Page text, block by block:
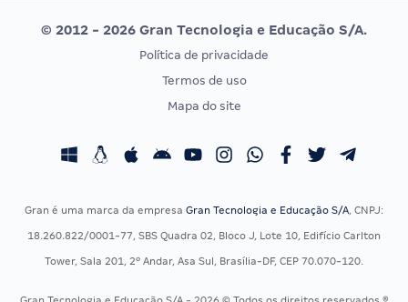
Vunesp
CONCURSOS POR PROFISSÃO
Concursos Fiscais
Concursos Saúde
EXAME DE ORDEM
Calendário OAB
© 2012 - 2026 Gran Tecnologia e Educação S/A.
Política de privacidade
Termos de uso
Mapa do site
Gran é uma marca da empresa Gran Tecnologia e Educação S/A, CNPJ:
18.260.822/0001-77, SBS Quadra 02, Bloco J, Lote 10, Edifício Carlton
Tower, Sala 201, 2º Andar, Asa Sul, Brasília-DF, CEP 70.070-120.